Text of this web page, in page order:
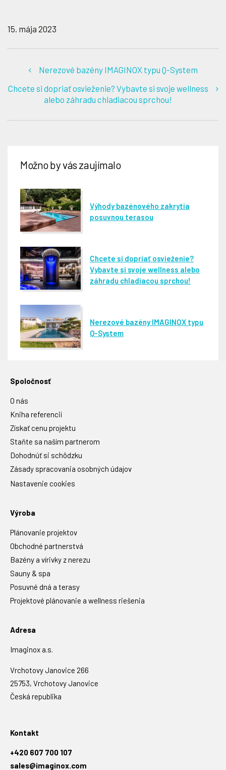
15. mája 2023
Nerezové bazény IMAGINOX typu Q-System
Chcete si dopriať osvieženie? Vybavte si svoje wellness
alebo záhradu chladiacou sprchou!
Možno by vás zaujímalo
Výhody bazénového zakrytia
posuvnou terasou
Chcete si dopriať osvieženie?
Vybavte si svoje wellness alebo
záhradu chladiacou sprchou!
Nerezové bazény IMAGINOX typu
Q-System
Spoločnosť
O nás
Kniha referencií
Získať cenu projektu
Staňte sa naším partnerom
Dohodnúť si schôdzku
Zásady spracovania osobných údajov
Nastavenie cookies
Výroba
Plánovanie projektov
Obchodné partnerstvá
Bazény a vírivky z nerezu
Sauny & spa
Posuvné dná a terasy
Projektové plánovanie a wellness riešenia
Adresa
Imaginox a.s.
Vrchotovy Janovice 266
25753, Vrchotovy Janovice
Česká republika
Kontakt
+420 607 700 107
sales@imaginox.com